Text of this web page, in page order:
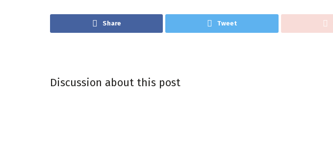
Share Tweet
Discussion about this post